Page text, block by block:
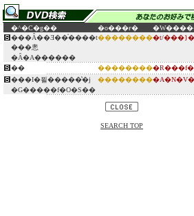
�^�C�g�� �o���ғ�
���Ȃ��Ǝ��̍����t
���悤
�Ȃ�A������
���������t/
�� ��������
���I�푈�����̔�j
�G�����f�O�S��
��������
SEARCH TOP